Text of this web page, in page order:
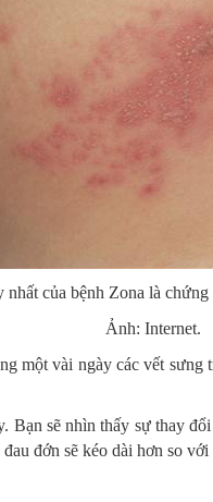
của bệnh Zona là
Ảnh: Internet.
một vài ngày các vết
Bạn sẽ nhìn thấy sự thay
đớn sẽ kéo dài hơn so